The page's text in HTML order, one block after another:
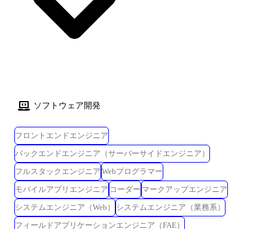
トエンド設計から実装、テストまで実施。 APIはGraphQLを使用し
schema の型を自動生成して、フロントエンド側で利用。 リリース後はス
クラムで細かくリリースしながら機能追加を実施しています。 テストに
とUserの2つのサイトから構成され、その間は約150個のAPIを通じてデー
タ通信を行っています。 メインのシステム開発以外でも、案件の各フェ
ーズで個人希望によって「要件定義」や「システム設計」「スケジュー
ル管理」などの業務を実施しています。 ◎開発環境:公開側:React,管理
側:Vue.js,BFF:Node.js ◎対応フェーズ:要件定義、基本・詳細設計、開
発、テスト ※担当案件によっては当社正社員として、客先企業へ無期雇
用派遣となる可能性があります 【変更の範囲※1】 会社内の全ての業
務、客先の業務、将来的に出向を実施した場合は出向先の全ての業務(た
だし本人と相談の上で決定します) ※1 「変更の範囲」とは、将来の配置
転換などによって変わり得る就業場所・業務の範囲を指します。
ソフトウェア開発
フロントエンドエンジニア
バックエンドエンジニア（サーバーサイドエンジニア）
フルスタックエンジニア Webプログラマー
モバイルアプリエンジニア コーダー マークアップエンジニア
システムエンジニア（Web）
システムエンジニア（業務系）
フィールドアプリケーションエンジニア（FAE）